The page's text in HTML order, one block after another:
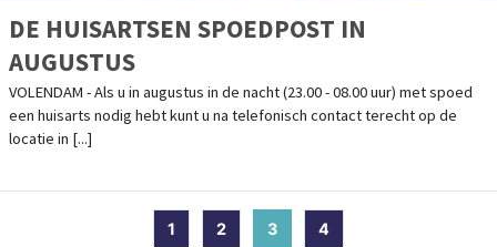
DE HUISARTSEN SPOEDPOST IN
AUGUSTUS
VOLENDAM - Als u in augustus in de nacht (23.00 - 08.00 uur) met spoed
een huisarts nodig hebt kunt u na telefonisch contact terecht op de
locatie in [...]
1 2 3 (current)
4